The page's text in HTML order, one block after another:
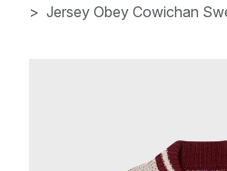
Jersey Obey Cowichan